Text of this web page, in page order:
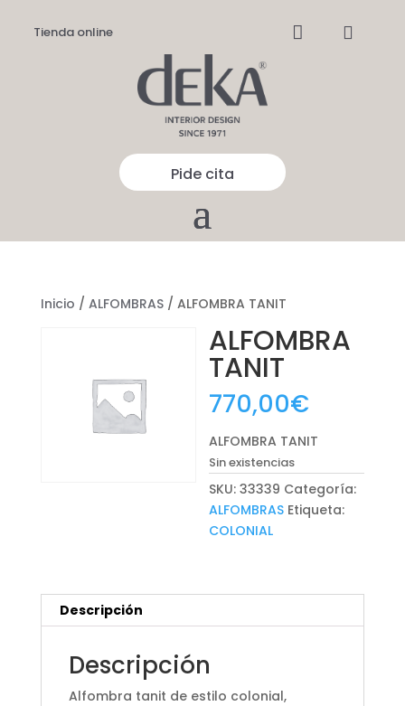
Tienda online  
Pide cita
Inicio / ALFOMBRAS/ ALFOMBRA TANIT
ALFOMBRA
TANIT
770,00€
ALFOMBRA TANIT
Sin existencias
SKU:33339 Categoría:
ALFOMBRAS Etiqueta:
COLONIAL
Descripción
Descripción
Alfombra tanit de estilo colonial,